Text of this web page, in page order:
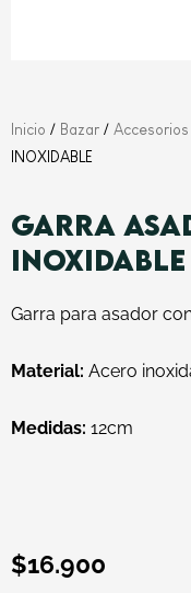
Inicio / Bazar /
INOXIDABLE
GARRA
INOXIDABLE
Garra para asador
Material: Acero
Medidas: 12cm
$16.900